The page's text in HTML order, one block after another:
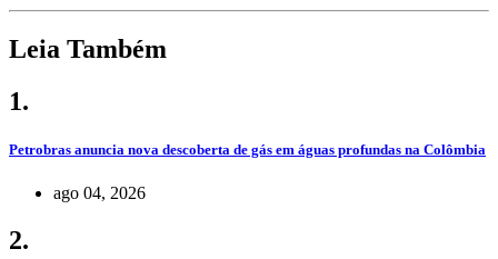
Leia Também
1.
Petrobras anuncia nova descoberta de gás em águas profundas na Colômbia
ago 04, 2026
2.